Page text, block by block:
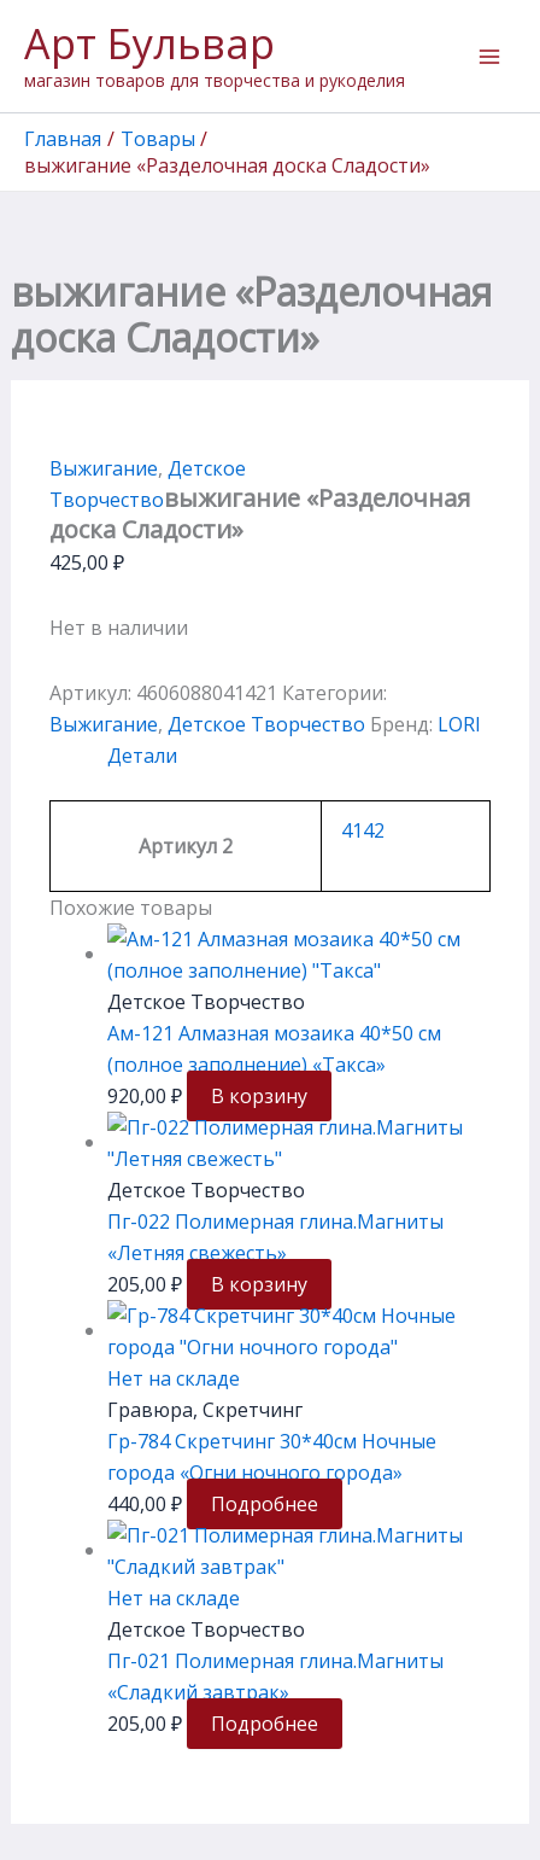
содержимому
Арт Бульвар
магазин товаров для творчества и рукоделия
Главная
Товары
выжигание «Разделочная доска Сладости»
выжигание «Разделочная
доска Сладости»
Выжигание, Детское
Творчествовыжигание «Разделочная
доска Сладости»
425,00 ₽
Нет в наличии
Артикул: 4606088041421 Категории:
Выжигание, Детское Творчество Бренд: LORI
Детали
Артикул 2
4142
Похожие товары
Детское Творчество
Ам-121 Алмазная мозаика 40*50 см
(полное заполнение) «Такса»
920,00 ₽ В корзину
Детское Творчество
Пг-022 Полимерная глина.Магниты
«Летняя свежесть»
205,00 ₽ В корзину
Нет на складе
Гравюра, Скретчинг
Гр-784 Скретчинг 30*40см Ночные
города «Огни ночного города»
440,00 ₽ Подробнее
Нет на складе
Детское Творчество
Пг-021 Полимерная глина.Магниты
«Сладкий завтрак»
205,00 ₽ Подробнее